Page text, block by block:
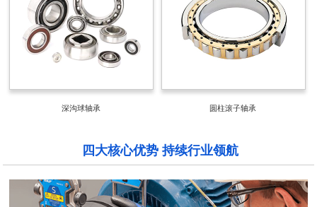
深沟球轴承 圆柱滚子轴承
四大核心优势 持续行业领航